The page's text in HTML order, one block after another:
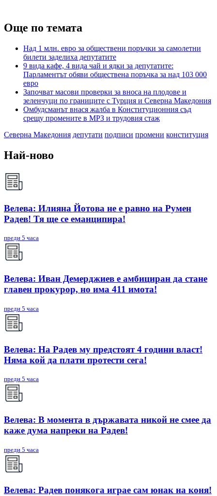
Още по темата
Над 1 млн. евро за обществени поръчки за самолетни
билети заделиха депутатите
9 вида кафе, 4 вида чай и ядки за депутатите:
Парламентът обяви обществена поръчка за над 103 000
евро
Започват масови проверки за вноса на плодове и
зеленчуци по границите с Турция и Северна Македония
Омбудсманът внася жалба в Конституционния съд
срещу промените в МРЗ и трудовия стаж
Северна Македония депутати подписи промени конституция
Най-ново
Велева: Илияна Йотова не е равно на Румен
Радев! Тя ще се еманципира!
преди 5 часа
Велева: Иван Демерджиев е амбициран да стане
главен прокурор, но има 411 имота!
преди 5 часа
Велева: На Радев му предстоят 4 години власт!
Няма кой да плати протести сега!
преди 5 часа
Велева: В момента в държавата никой не смее да
каже дума напреки на Радев!
преди 5 часа
Велева: Радев понякога играе сам юнак на коня!